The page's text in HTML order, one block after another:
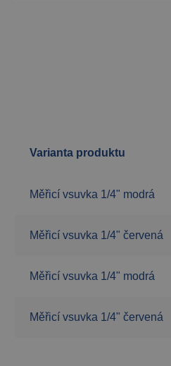
Varianta produktu
Měřicí vsuvka 1/4" modrá
Měřicí vsuvka 1/4" červená
Měřicí vsuvka 1/4" modrá
Měřicí vsuvka 1/4" červená